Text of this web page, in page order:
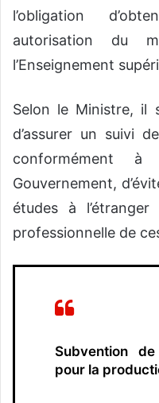
l’obligation
autorisation du
l’Enseignement
Selon le Ministre, il
d’assurer un suivi
conformément
Gouvernement,
études à
professionnelle de
Subvention
pour la